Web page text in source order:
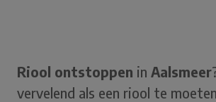
Riool ontstoppen in Aalsmeer
vervelend als een riool te